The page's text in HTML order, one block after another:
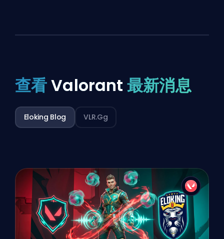
查看Valorant 最新消息
Eloking Blog VLR.gg